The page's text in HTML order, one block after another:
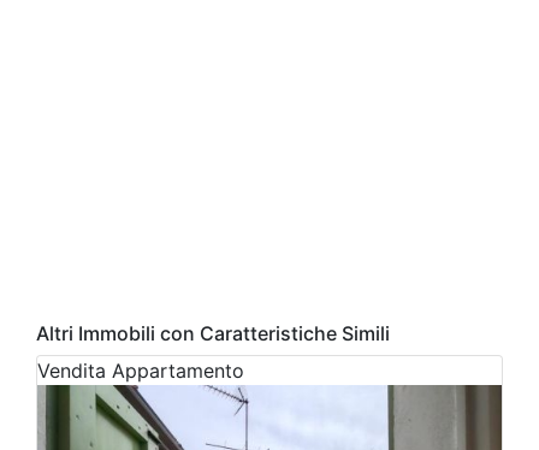
Altri Immobili con Caratteristiche Simili
Vendita Appartamento